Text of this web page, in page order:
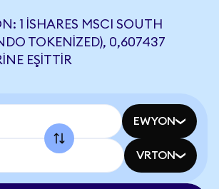
1 ISHARES MSCI SOUTH
TOKENIZED), 0,607437
EŞITTIR
EWYON
VRTON